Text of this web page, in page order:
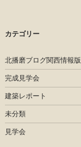
カテゴリー
北播磨ブログ関西情報版
完成見学会
建築レポート
未分類
見学会